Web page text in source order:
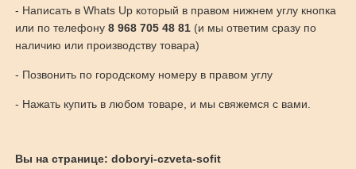
- Написать в Whats Up который в правом нижнем углу кнопка
или по телефону 8 968 705 48 81(и мы ответим сразу по
наличию или производству товара)
- Позвонить по городскому номеру в правом углу
- Нажать купить в любом товаре, и мы свяжемся с вами.
Вы на странице: doboryi-czveta-sofit